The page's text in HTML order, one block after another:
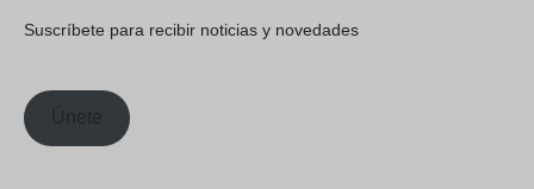
Suscríbete para recibir noticias y novedades
Únete